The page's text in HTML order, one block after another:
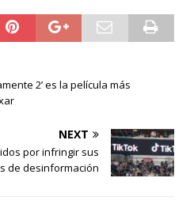
2’ es la película más
NEXT
por infringir sus
de desinformación